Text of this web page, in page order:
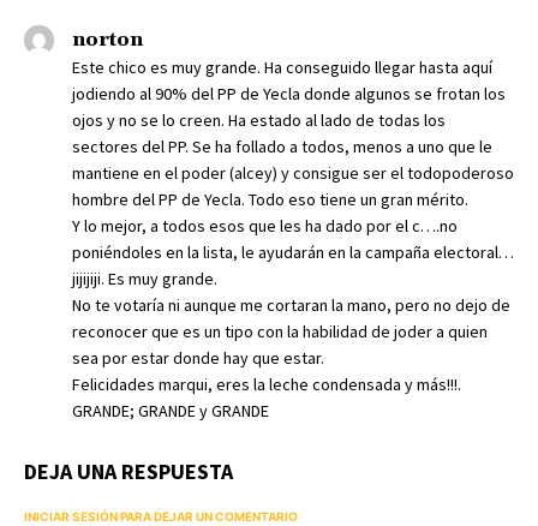
norton
Este chico es muy grande. Ha conseguido llegar hasta aquí
jodiendo al 90% del PP de Yecla donde algunos se frotan los
ojos y no se lo creen. Ha estado al lado de todas los
sectores del PP. Se ha follado a todos, menos a uno que le
mantiene en el poder (alcey) y consigue ser el todopoderoso
hombre del PP de Yecla. Todo eso tiene un gran mérito.
Y lo mejor, a todos esos que les ha dado por el c….no
poniéndoles en la lista, le ayudarán en la campaña electoral…
jijijiji. Es muy grande.
No te votaría ni aunque me cortaran la mano, pero no dejo de
reconocer que es un tipo con la habilidad de joder a quien
sea por estar donde hay que estar.
Felicidades marqui, eres la leche condensada y más!!!.
GRANDE; GRANDE y GRANDE
DEJA UNA RESPUESTA
INICIAR SESIÓN PARA DEJAR UN COMENTARIO